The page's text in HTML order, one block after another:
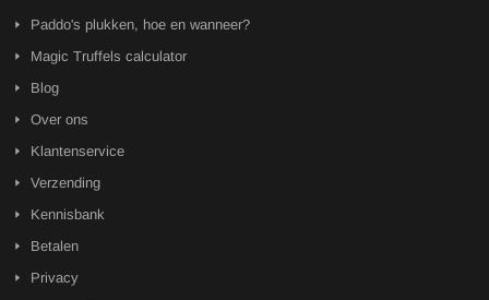
Paddo's plukken, hoe en wanneer?
Magic Truffels calculator
Blog
Over ons
Klantenservice
Verzending
Kennisbank
Betalen
Privacy